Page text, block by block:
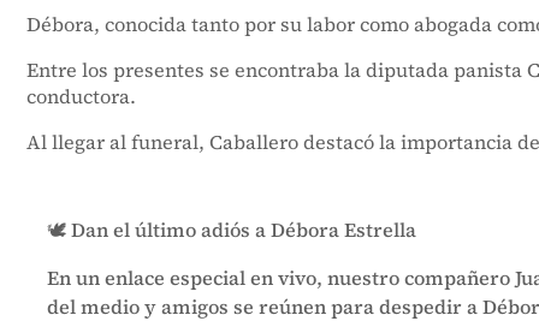
Débora, conocida tanto por su labor como abogada
Entre los presentes se encontraba la diputada panista
conductora.
Al llegar al funeral, Caballero destacó la importancia
🕊️ Dan el último adiós a Débora Estrella
En un enlace especial en vivo, nuestro compañero
del medio y amigos se reúnen para despedir a